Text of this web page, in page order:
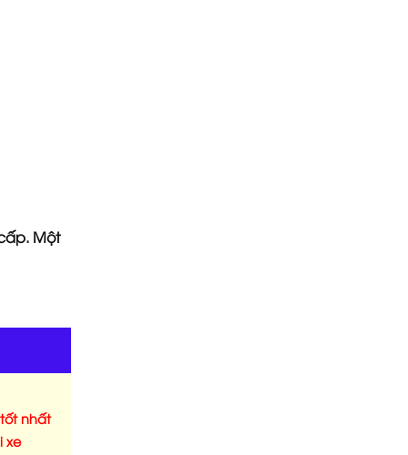
Một
nhất
xe